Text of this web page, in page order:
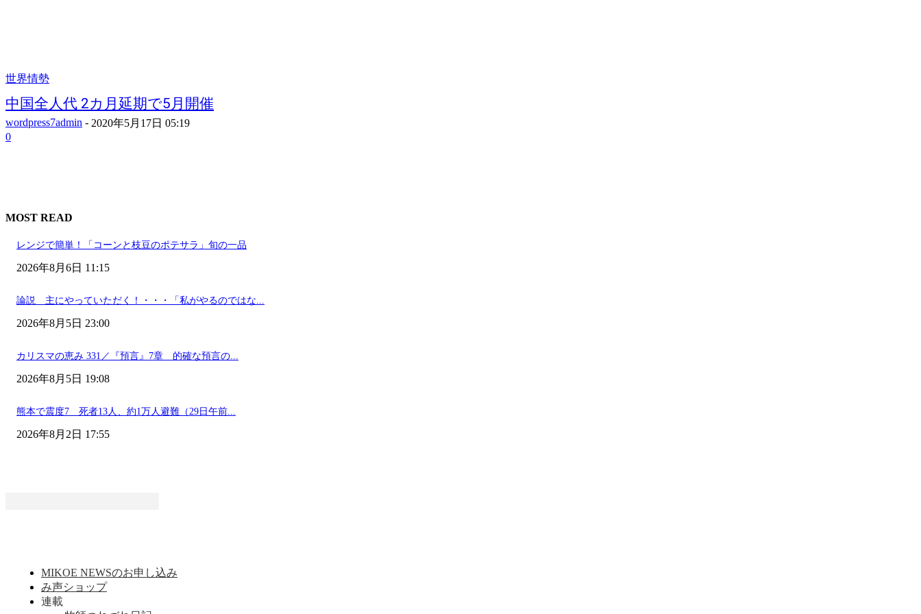
世界情勢
中国全人代 2カ月延期で5月開催
wordpress7admin - 2020年5月17日 05:19
0
MOST READ
レンジで簡単！「コーンと枝豆のポテサラ」旬の一品
2026年8月6日 11:15
論説 主にやっていただく！・・・「私がやるのではな...
2026年8月5日 23:00
カリスマの恵み 331／『預言』7章 的確な預言の...
2026年8月5日 19:08
熊本で震度7 死者13人、約1万人避難（29日午前...
2026年8月2日 17:55
MIKOE NEWSのお申し込み
み声ショップ
連載